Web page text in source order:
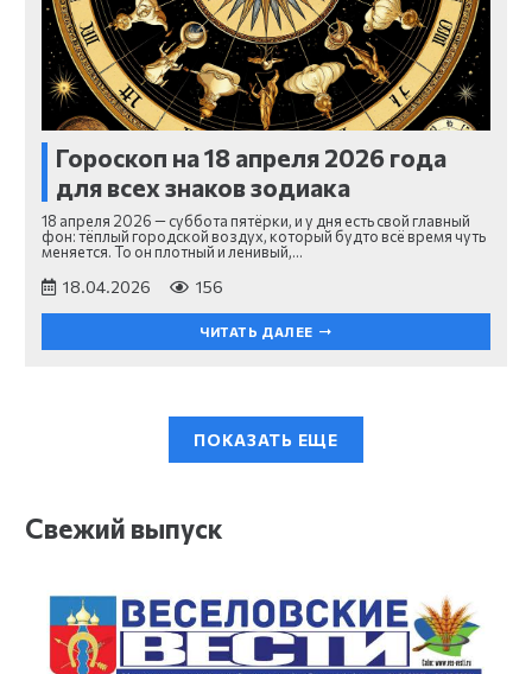
Гороскоп на 18 апреля 2026 года
для всех знаков зодиака
18 апреля 2026 — суббота пятёрки, и у дня есть свой главный
фон: тёплый городской воздух, который будто всё время чуть
меняется. То он плотный и ленивый,…
18.04.2026 156
ЧИТАТЬ ДАЛЕЕ
ПОКАЗАТЬ ЕЩЕ
Свежий выпуск